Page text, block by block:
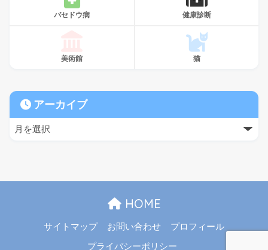
バセドウ病 健康診断
美術館 猫
アーカイブ
HOME
サイトマップ お問い合わせ プロフィール
プライバシーポリシー